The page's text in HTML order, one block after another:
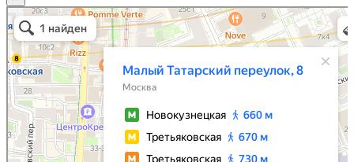
Москва
Малый Татарский переулок, 8 на карте Москвы, ближайшее метро Новокузнецкая —
Яндекс.Карты